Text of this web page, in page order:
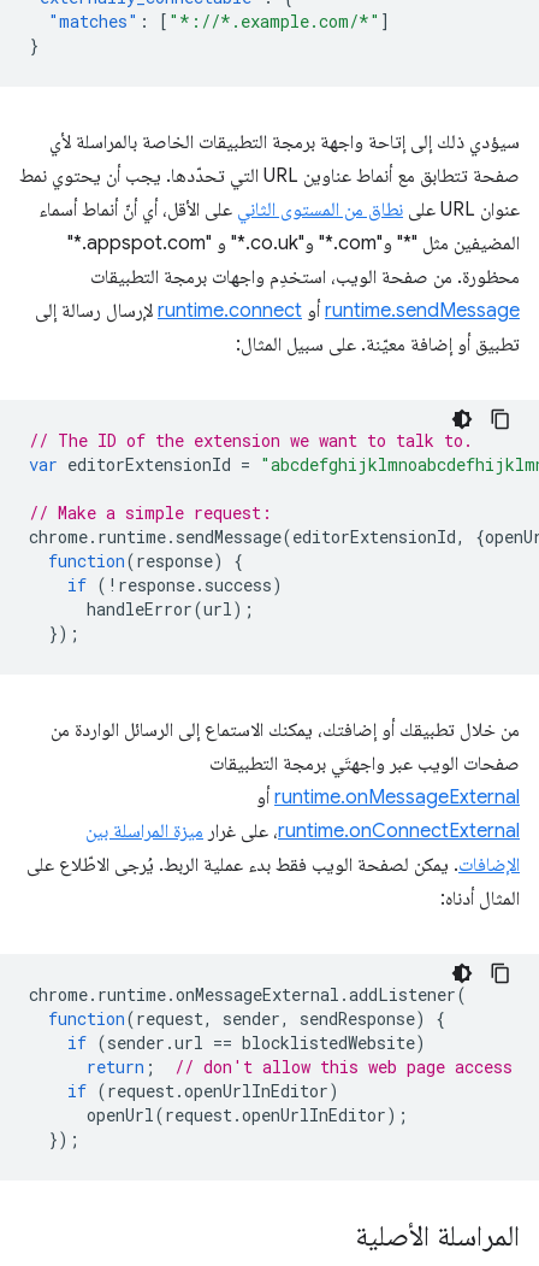
"matches" : [ "*://*.example.com/*" ]
}
سيؤدي ذلك إلى إتاحة واجهة برمجة التطبيقات الخاصة بالمراسلة لأي
صفحة تتطابق مع أنماط عناوين URL التي تحدّدها. يجب أن يحتوي نمط
عنوان URL على
نطاق من المستوى الثاني على الأقل، أي أنّ أنماط أسماء
المضيفين مثل "*" و"‎*.com" و"‎*.co.uk" و "‎*.appspot.com"
محظورة. من صفحة الويب، استخدِم واجهات برمجة التطبيقات
runtime.sendMessage أو runtime.connect لإرسال رسالة إلى
تطبيق أو إضافة معيّنة. على سبيل المثال:
// The ID of the extension we want to talk to.
var editorExtensionId =
// Make a simple request:
chrome. runtime. sendMessage(editorExtensionId, {
function(response)
{
if ( ! response. success)
handleError(url);
});
من خلال تطبيقك أو إضافتك، يمكنك الاستماع إلى الرسائل الواردة من
صفحات الويب عبر واجهتَي برمجة التطبيقات
runtime.onMessageExternal أو
runtime.onConnectExternal، على غرار ميزة المراسلة بين
الإضافات. يمكن لصفحة الويب فقط بدء عملية الربط. يُرجى الاطّلاع على
المثال أدناه:
chrome. runtime.onMessageExternal .addListener(
function(request, sender, sendResponse)
{
if (sender .url == blocklistedWebsite)
return ;
// don't allow this web page access
if (request.openUrlInEditor)
openUrl(request.openUrlInEditor);
});
المراسلة الأصلية